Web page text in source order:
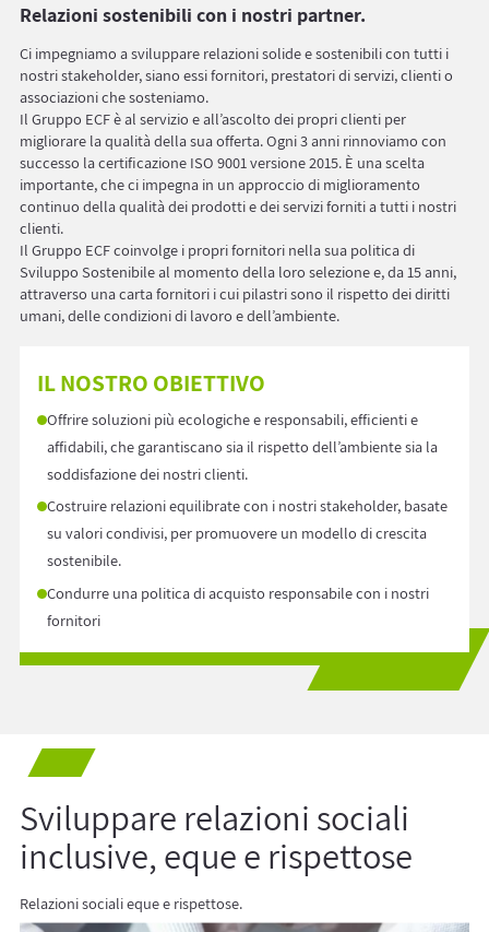
Relazioni sostenibili con i nostri partner.
Ci impegniamo a sviluppare relazioni solide e sostenibili con tutti i
nostri stakeholder, siano essi fornitori, prestatori di servizi, clienti o
associazioni che sosteniamo.
Il Gruppo ECF è al servizio e all’ascolto dei propri clienti per
migliorare la qualità della sua offerta. Ogni 3 anni rinnoviamo con
successo la certificazione ISO 9001 versione 2015. È una scelta
importante, che ci impegna in un approccio di miglioramento
continuo della qualità dei prodotti e dei servizi forniti a tutti i nostri
clienti.
Il Gruppo ECF coinvolge i propri fornitori nella sua politica di
Sviluppo Sostenibile al momento della loro selezione e, da 15 anni,
attraverso una carta fornitori i cui pilastri sono il rispetto dei diritti
umani, delle condizioni di lavoro e dell’ambiente.
IL NOSTRO OBIETTIVO
Offrire soluzioni più ecologiche e responsabili, efficienti e
affidabili, che garantiscano sia il rispetto dell’ambiente sia la
soddisfazione dei nostri clienti.
Costruire relazioni equilibrate con i nostri stakeholder, basate
su valori condivisi, per promuovere un modello di crescita
sostenibile.
Condurre una politica di acquisto responsabile con i nostri
fornitori
Sviluppare relazioni sociali
inclusive, eque e rispettose
Relazioni sociali eque e rispettose.